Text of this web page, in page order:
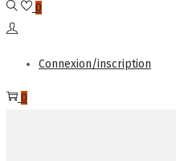
0
Connexion/inscription
0